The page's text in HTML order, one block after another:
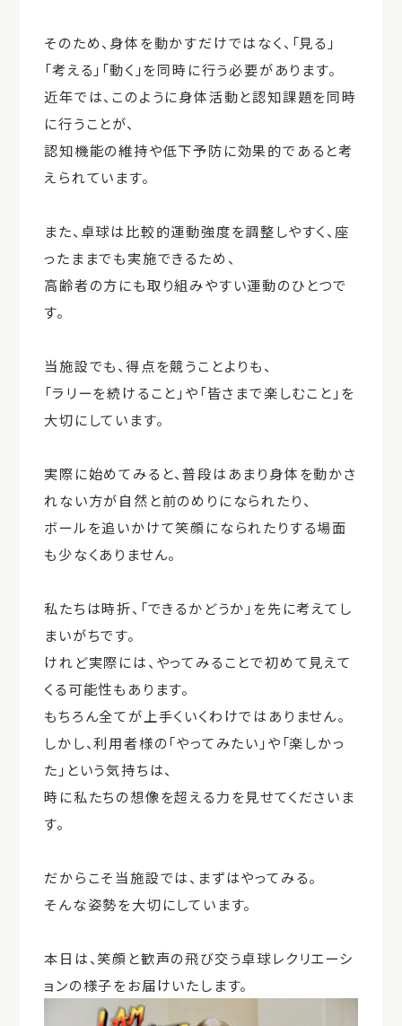
そのため、身体を動かすだけではなく、「見る」
「考える」「動く」を同時に行う必要があります。
近年では、このように身体活動と認知課題を同時
に行うことが、
認知機能の維持や低下予防に効果的であると考
えられています。
また、卓球は比較的運動強度を調整しやすく、座
ったままでも実施できるため、
高齢者の方にも取り組みやすい運動のひとつで
す。
当施設でも、得点を競うことよりも、
「ラリーを続けること」や「皆さまで楽しむこと」を
大切にしています。
実際に始めてみると、普段はあまり身体を動かさ
れない方が自然と前のめりになられたり、
ボールを追いかけて笑顔になられたりする場面
も少なくありません。
私たちは時折、「できるかどうか」を先に考えてし
まいがちです。
けれど実際には、やってみることで初めて見えて
くる可能性もあります。
もちろん全てが上手くいくわけではありません。
しかし、利用者様の「やってみたい」や「楽しかっ
た」という気持ちは、
時に私たちの想像を超える力を見せてくださいま
す。
だからこそ当施設では、まずはやってみる。
そんな姿勢を大切にしています。
本日は、笑顔と歓声の飛び交う卓球レクリエーシ
ョンの様子をお届けいたします。